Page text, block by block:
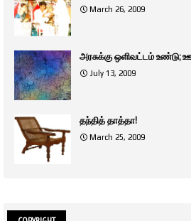
March 26, 2009
அரசுக்கு ஒளிவட்டம் உண்டு;
July 13, 2009
தந்தித் தாத்தா!
March 25, 2009